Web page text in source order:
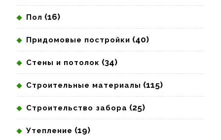
Пол (16)
Придомовые постройки (40)
Стены и потолок (34)
Строительные материалы (115)
Строительство забора (25)
Утепление (19)